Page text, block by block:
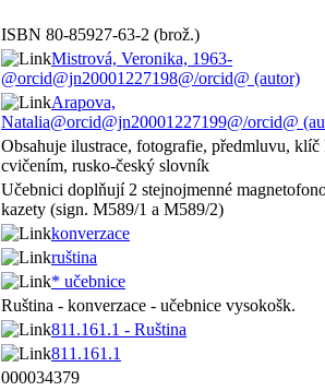
ISBN 80-85927-63-2 (brož.)
Mistrová, Veronika, 1963-
@orcid@jn20001227198@/orcid@ (autor)
Arapova,
Natalia@orcid@jn20001227199@/orcid@
Obsahuje ilustrace, fotografie, předmluvu, klíč
cvičením, rusko-český slovník
Učebnici doplňují 2 stejnojmenné
kazety (sign. M589/1 a M589/2)
konverzace
ruština
* učebnice
Ruština - konverzace - učebnice vysokošk.
811.161.1 - Ruština
811.161.1
000034379